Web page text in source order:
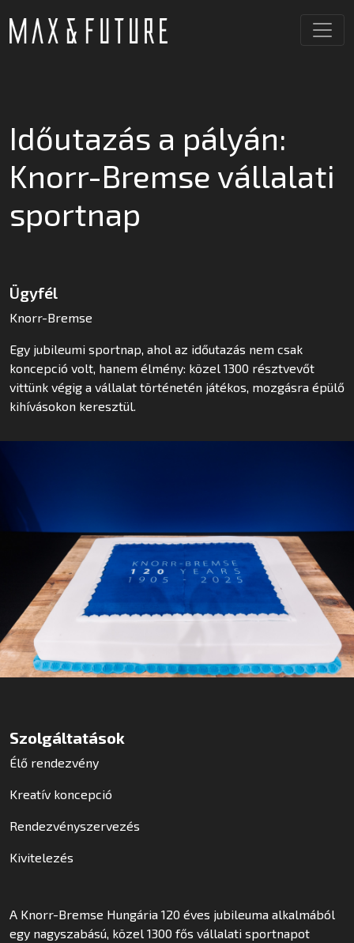
Időutazás a pályán:
Knorr-Bremse vállalati
sportnap
Ügyfél
Knorr-Bremse
Egy jubileumi sportnap, ahol az időutazás nem csak
koncepció volt, hanem élmény: közel 1300 résztvevőt
vittünk végig a vállalat történetén játékos, mozgásra épülő
kihívásokon keresztül.
Szolgáltatások
Élő rendezvény
Kreatív koncepció
Rendezvényszervezés
Kivitelezés
A Knorr-Bremse Hungária 120 éves jubileuma alkalmából
egy nagyszabású, közel 1300 fős vállalati sportnapot